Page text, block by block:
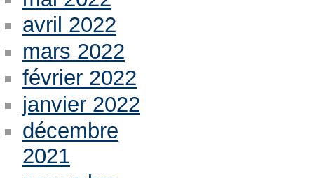
avril 2022
mars 2022
février 2022
janvier 2022
décembre
2021